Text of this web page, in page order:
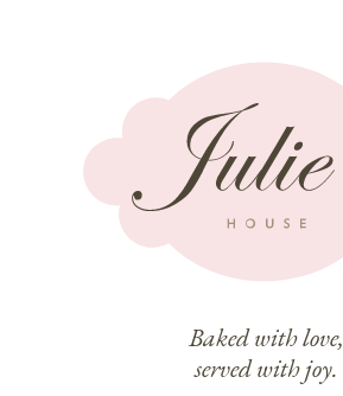
Baked with love,
served with joy.